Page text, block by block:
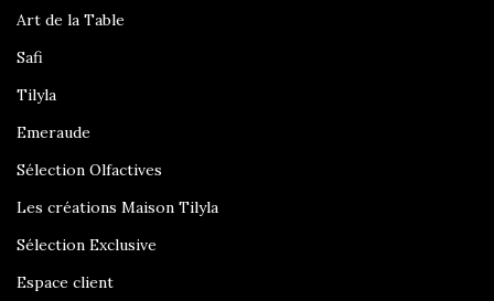
Art de la Table
Safi
Tilyla
Emeraude
Sélection Olfactives
Les créations Maison Tilyla
Sélection Exclusive
Espace client